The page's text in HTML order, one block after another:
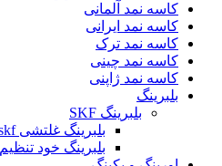
کاسه نمد آلمانی
کاسه نمد ایرانی
کاسه نمد ترک
کاسه نمد چینی
کاسه نمد ژاپنی
بلبرینگ
بلبرینگ SKF
بلبرینگ غلتشی skf
بلبرینگ خود تنظیم SKF